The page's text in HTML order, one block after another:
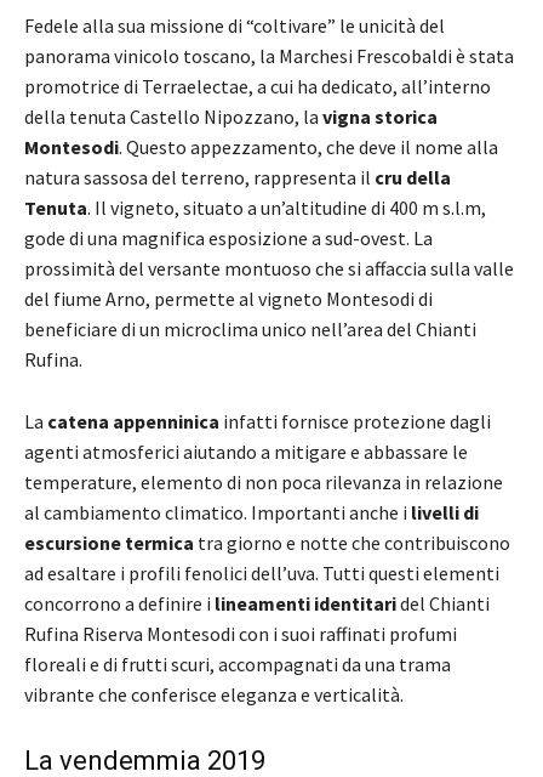
Fedele alla sua missione di “coltivare” le unicità del
panorama vinicolo toscano, la Marchesi Frescobaldi è stata
promotrice di Terraelectae, a cui ha dedicato, all’interno
della tenuta Castello Nipozzano, la vigna storica
Montesodi. Questo appezzamento, che deve il nome alla
natura sassosa del terreno, rappresenta il cru della
Tenuta. Il vigneto, situato a un’altitudine di 400 m s.l.m,
gode di una magnifica esposizione a sud-ovest. La
prossimità del versante montuoso che si affaccia sulla valle
del fiume Arno, permette al vigneto Montesodi di
beneficiare di un microclima unico nell’area del Chianti
Rufina.
La catena appenninica infatti fornisce protezione dagli
agenti atmosferici aiutando a mitigare e abbassare le
temperature, elemento di non poca rilevanza in relazione
al cambiamento climatico. Importanti anche i livelli di
escursione termica tra giorno e notte che contribuiscono
ad esaltare i profili fenolici dell’uva. Tutti questi elementi
concorrono a definire i lineamenti identitaridel Chianti
Rufina Riserva Montesodi con i suoi raffinati profumi
floreali e di frutti scuri, accompagnati da una trama
vibrante che conferisce eleganza e verticalità.
La vendemmia 2019